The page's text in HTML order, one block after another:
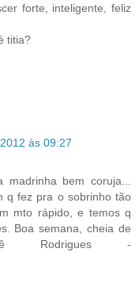
forte, inteligente, feliz
titia?
às 09:27
bem coruja...
q fez pra o sobrinho tão
mto rápido, e temos q
Boa semana, cheia de
Rodrigues -